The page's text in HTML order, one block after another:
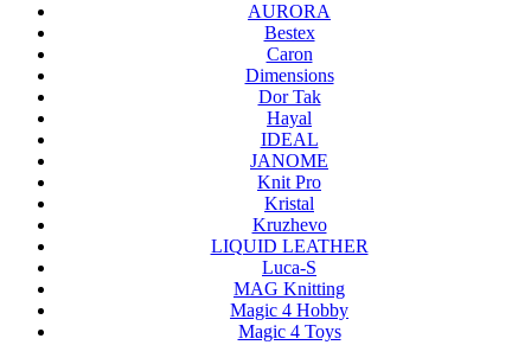
AURORA
Bestex
Caron
Dimensions
Dor Tak
Hayal
IDEAL
JANOME
Knit Pro
Kristal
Kruzhevo
LIQUID LEATHER
Luca-S
MAG Knitting
Magic 4 Hobby
Magic 4 Toys